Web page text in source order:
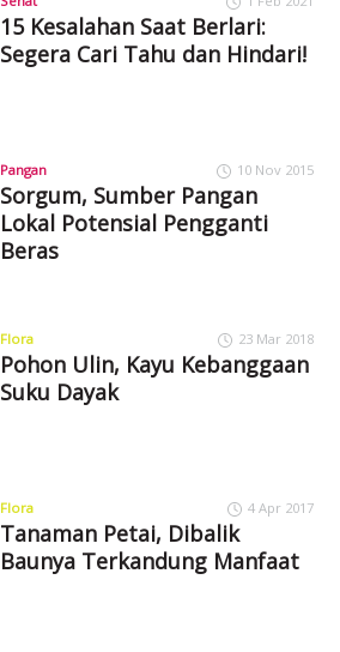
15 Kesalahan Saat Berlari:
Segera Cari Tahu dan Hindari!
Pangan 10 Nov 2015
Sorgum, Sumber Pangan
Lokal Potensial Pengganti
Beras
Flora 23 Mar 2018
Pohon Ulin, Kayu Kebanggaan
Suku Dayak
Flora 4 Apr 2017
Tanaman Petai, Dibalik
Baunya Terkandung Manfaat